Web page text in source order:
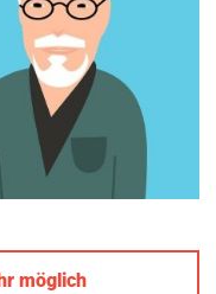
möglich